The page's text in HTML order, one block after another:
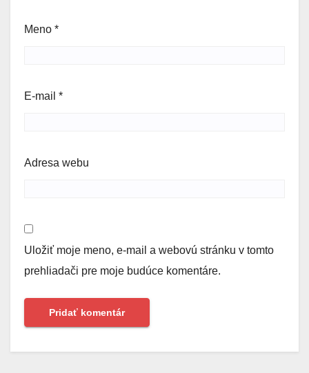
Meno *
E-mail *
Adresa webu
Uložiť moje meno, e-mail a webovú stránku v tomto
prehliadači pre moje budúce komentáre.